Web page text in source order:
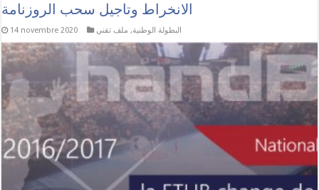
الانخراط وتاجيل سحب الروزنامة
14 novembre 2020 البطولة الوطنية, ملف تقني